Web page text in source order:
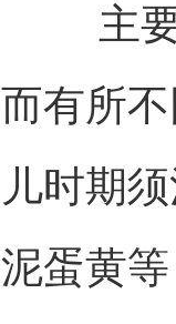
主要是
而有所
儿时期
泥蛋黄